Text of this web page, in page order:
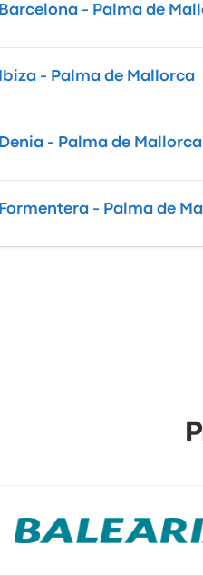
Barcelona - Palma de
Ibiza - Palma de Mallorca
Denia - Palma de Mallorca
Formentera - Palma de